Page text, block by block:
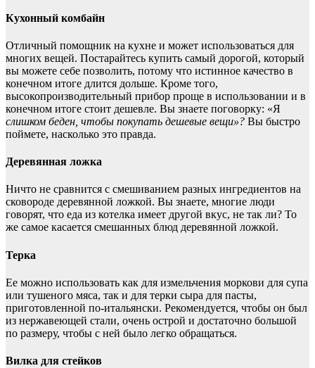
Кухонный комбайн
Отличный помощник на кухне и может использоваться для
многих вещей. Постарайтесь купить самый дорогой, который
вы можете себе позволить, потому что истинное качество в
конечном итоге длится дольше. Кроме того,
высокопроизводительный прибор проще в использовании и в
конечном итоге стоит дешевле. Вы знаете поговорку: «Я
слишком беден, чтобы покупать дешевые вещи»? Вы быстро
поймете, насколько это правда.
Деревянная ложка
Ничто не сравнится с смешиванием разных ингредиентов на
сковороде деревянной ложкой. Вы знаете, многие люди
говорят, что еда из котелка имеет другой вкус, не так ли? То
же самое касается смешанных блюд деревянной ложкой.
Терка
Ее можно использовать как для измельчения моркови для супа
или тушеного мяса, так и для терки сыра для пасты,
приготовленной по-итальянски. Рекомендуется, чтобы он был
из нержавеющей стали, очень острой и достаточно большой
по размеру, чтобы с ней было легко обращаться.
Вилка для стейков